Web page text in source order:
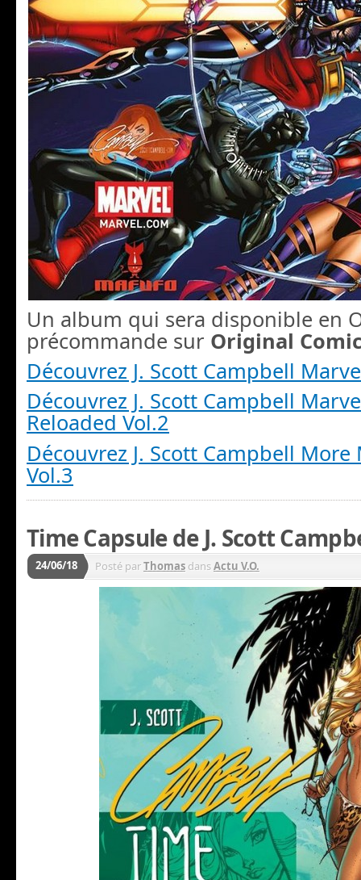
Un album qui sera disponible en
précommande sur Original
Découvrez J. Scott Campbell
Découvrez J. Scott Campbell
Reloaded Vol.2
Découvrez J. Scott Campbell
Vol.3
Time Capsule de J. Scott
24/06/18 Posté parThomas dansActu V.O.